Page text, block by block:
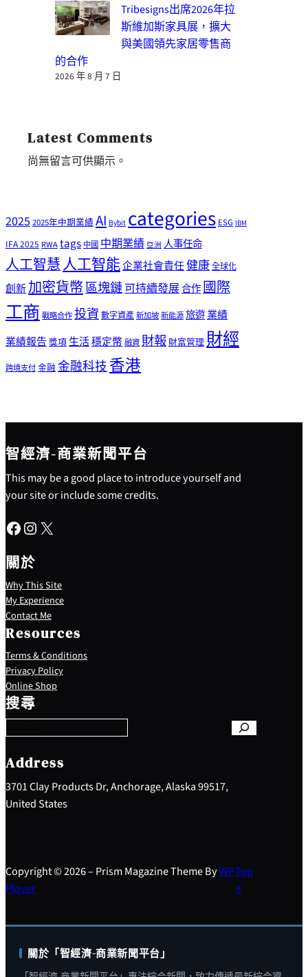
Tribesigns出席2026年拉
斯維加斯家具展，擴大
與美國領先家居零售商
的合作
2026 年 8 月 7 日
Latest Comments
尚無留言可供顯示。
20252025年中期業績AI Bybitcategories ESG IBM
IFA 2025 RWAtags 中國 中期業績 亞洲 人事任命
人工智慧人工智能企業社會責任健康全球化
創新加密貨幣區塊鏈可持續發展合作國際
工商 戰略合作投資數字資產新加坡新能源旅遊業績
業績報告 獎項生活穩定幣融資 財報 財富管理財經
跨境支付金融 金融科技香港
智經濟-商業新聞平台
This may be a good place to introduce yourself and
your site or include some credits.
Facebook Instagram X
關於
Why This Site
My Experience
Contact Me
Resources
Terms & Conditions
Privacy Policy
Online Shop
搜尋
S
e
a
c
h
Address
3701 Clay Products Dr, Anchorage, Alaska 99517,
United States
Copyright © 2026 – Prism Magazine Theme ByWP
Plover
Top
↑
關於「智經濟-商業新聞平台」